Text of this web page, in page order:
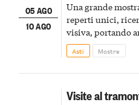
05 AGO
10 AGO
Una grande
reperti unici,
visiva, portando
della scena le
Asti Mostre
Visite al